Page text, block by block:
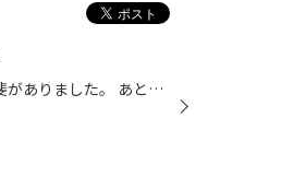
いや〜納期長かったですね〜 しかしカッコ良いので我慢した甲斐がありました。 あとはリミッターカットして、ブレーキパッドを替えて富士スピードウェイのストレートを踏みにいきましょ！お買い上げありがとうございました♪